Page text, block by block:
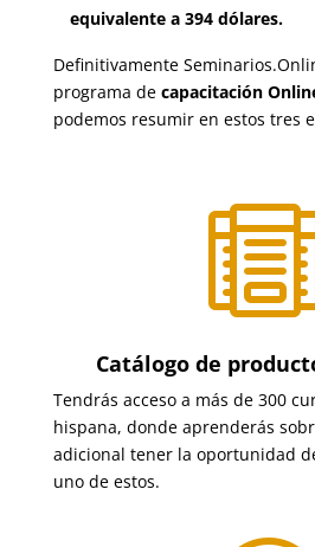
equivalente a 394 dólares.
Definitivamente
programa de capacitación
podemos resumir en estos tres

Catálogo de
Tendrás acceso a más de 300
hispana, donde aprenderás
adicional tener la oportunidad
uno de estos.